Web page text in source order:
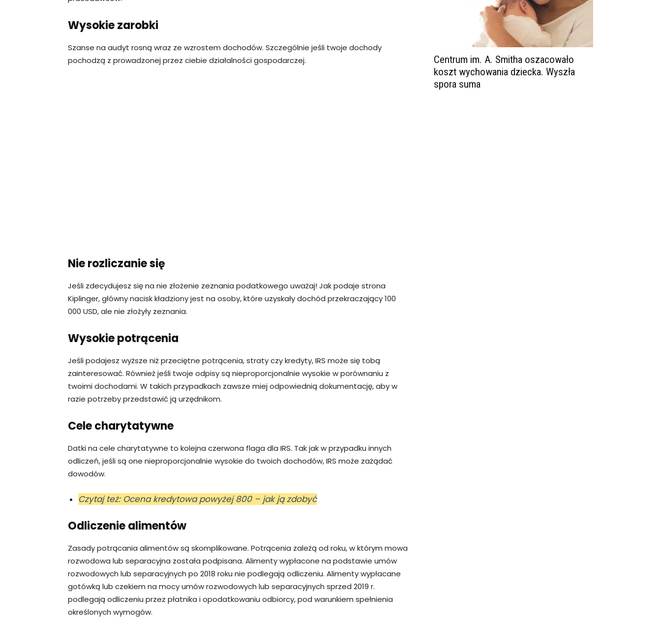
Wysokie zarobki
Szanse na audyt rosną wraz ze wzrostem dochodów. Szczególnie jeśli twoje dochody
pochodzą z prowadzonej przez ciebie działalności gospodarczej.
Nie rozliczanie się
Jeśli zdecydujesz się na nie złożenie zeznania podatkowego uważaj! Jak podaje strona
Kiplinger, główny nacisk kładziony jest na osoby, które uzyskały dochód przekraczający 100
000 USD, ale nie złożyły zeznania.
Wysokie potrącenia
Jeśli podajesz wyższe niż przeciętne potrącenia, straty czy kredyty, IRS może się tobą
zainteresować. Również jeśli twoje odpisy są nieproporcjonalnie wysokie w porównaniu z
twoimi dochodami. W takich przypadkach zawsze miej odpowiednią dokumentację, aby w
razie potrzeby przedstawić ją urzędnikom.
Cele charytatywne
Datki na cele charytatywne to kolejna czerwona flaga dla IRS. Tak jak w przypadku innych
odliczeń, jeśli są one nieproporcjonalnie wysokie do twoich dochodów, IRS może zażądać
dowodów.
Czytaj też: Ocena kredytowa powyżej 800 – jak ją zdobyć
Odliczenie alimentów
Zasady potrącania alimentów są skomplikowane. Potrącenia zależą od roku, w którym mowa
rozwodowa lub separacyjna została podpisana. Alimenty wypłacone na podstawie umów
rozwodowych lub separacyjnych po 2018 roku nie podlegają odliczeniu. Alimenty wypłacane
gotówką lub czekiem na mocy umów rozwodowych lub separacyjnych sprzed 2019 r.
podlegają odliczeniu przez płatnika i opodatkowaniu odbiorcy, pod warunkiem spełnienia
określonych wymogów.
Centrum im. A. Smitha oszacowało
koszt wychowania dziecka. Wyszła
spora suma